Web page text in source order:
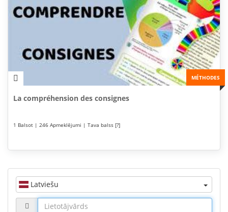
MÉTHODES
La compréhension des consignes
1 Balsot | 246 Apmeklējumi | Tava balss [?]
Latviešu